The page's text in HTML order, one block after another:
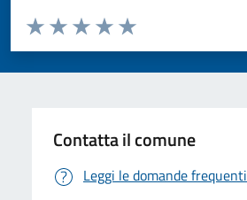
Valuta da 1 a 5 stelle la pagina
Valuta 5 stelle su 5
Valuta 4 stelle su 5
Valuta 3 stelle su 5
Valuta 2 stelle su 5
Valuta 1 stelle su 5
Contatta il comune
Leggi le domande frequenti